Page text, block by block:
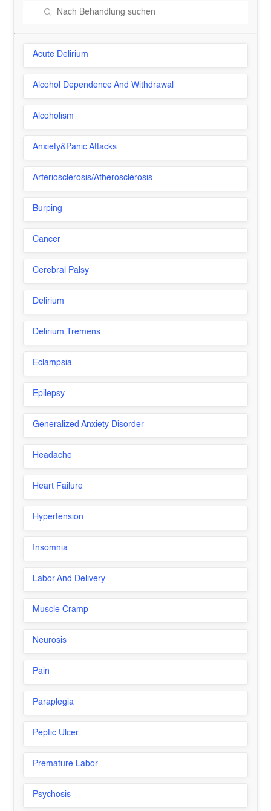
Acute Delirium
Alcohol Dependence And Withdrawal
Alcoholism
Anxiety&Panic Attacks
Arteriosclerosis/Atherosclerosis
Burping
Cancer
Cerebral Palsy
Delirium
Delirium Tremens
Eclampsia
Epilepsy
Generalized Anxiety Disorder
Headache
Heart Failure
Hypertension
Insomnia
Labor And Delivery
Muscle Cramp
Neurosis
Pain
Paraplegia
Peptic Ulcer
Premature Labor
Psychosis